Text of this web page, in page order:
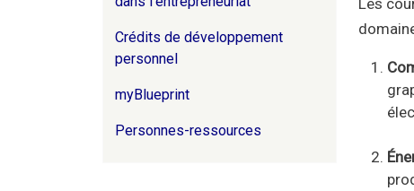
Crédits de développement
personnel
myBlueprint
Personnes-ressources